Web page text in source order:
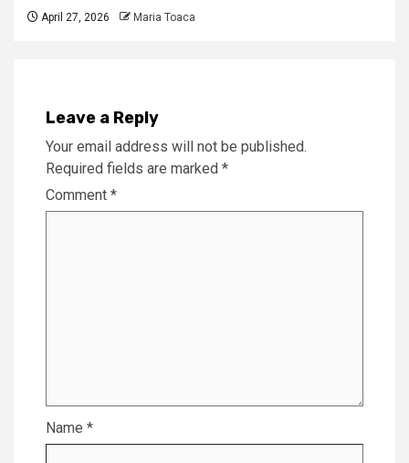
April 27, 2026 Maria Toaca
Leave a Reply
Your email address will not be published.
Required fields are marked *
Comment *
Name *